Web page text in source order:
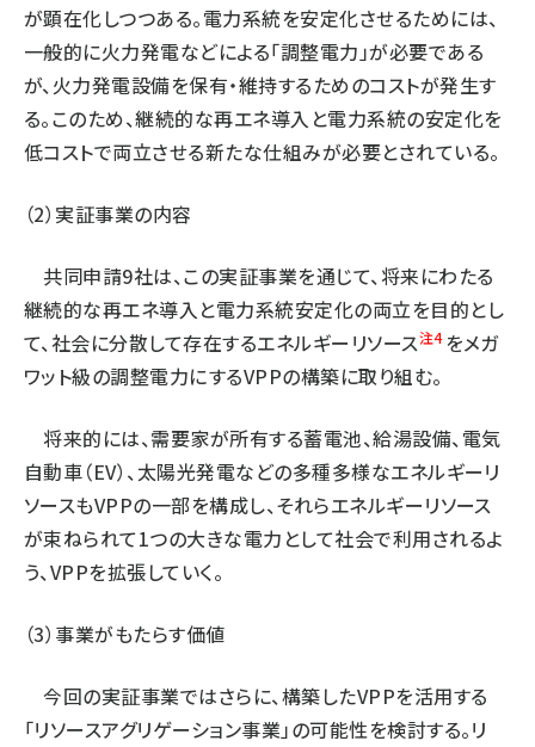
が顕在化しつつある。電力系統を安定化させるためには、
一般的に火力発電などによる「調整電力」が必要である
が、火力発電設備を保有・維持するためのコストが発生す
る。このため、継続的な再エネ導入と電力系統の安定化を
低コストで両立させる新たな仕組みが必要とされている。
（2）実証事業の内容
共同申請9社は、この実証事業を通じて、将来にわたる
継続的な再エネ導入と電力系統安定化の両立を目的とし
て、社会に分散して存在するエネルギーリソース注4 をメガ
ワット級の調整電力にするVPPの構築に取り組む。
将来的には、需要家が所有する蓄電池、給湯設備、電気
自動車（EV）、太陽光発電などの多種多様なエネルギーリ
ソースもVPPの一部を構成し、それらエネルギーリソース
が束ねられて1つの大きな電力として社会で利用されるよ
う、VPPを拡張していく。
（3）事業がもたらす価値
今回の実証事業ではさらに、構築したVPPを活用する
「リソースアグリゲーション事業」の可能性を検討する。リ